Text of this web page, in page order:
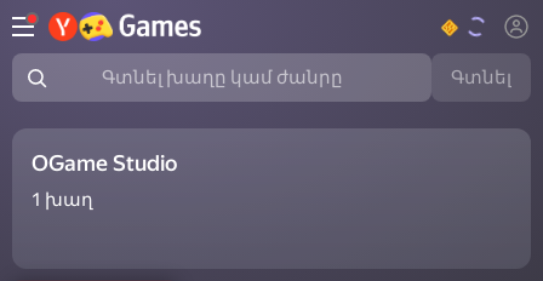
Գտնել խաղը կամ ժանրը Գտնել
OGame Studio
1 խաղ